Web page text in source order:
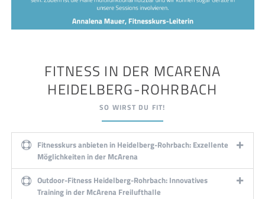
FITNESS IN DER MCARENA
HEIDELBERG-ROHRBACH
SO WIRST DU FIT!
Fitnesskurs anbieten in Heidelberg-Rohrbach: Exzellente
Möglichkeiten in der McArena
Outdoor-Fitness Heidelberg-Rohrbach: Innovatives
Training in der McArena Freilufthalle